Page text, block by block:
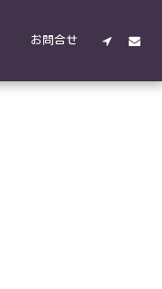
お問合せ